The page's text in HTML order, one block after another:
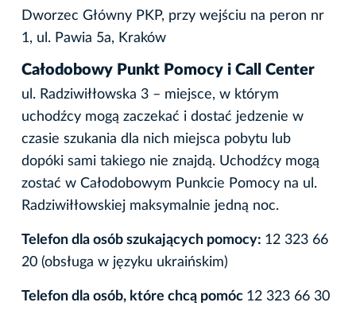
Dworzec Główny PKP, przy wejściu na peron nr
1, ul. Pawia 5a, Kraków
Całodobowy Punkt Pomocy i Call Center
ul. Radziwiłłowska 3 – miejsce, w którym
uchodźcy mogą zaczekać i dostać jedzenie w
czasie szukania dla nich miejsca pobytu lub
dopóki sami takiego nie znajdą. Uchodźcy mogą
zostać w Całodobowym Punkcie Pomocy na ul.
Radziwiłłowskiej maksymalnie jedną noc.
Telefon dla osób szukających pomocy: 12 323 66
20 (obsługa w języku ukraińskim)
Telefon dla osób, które chcą pomóc 12 323 66 30